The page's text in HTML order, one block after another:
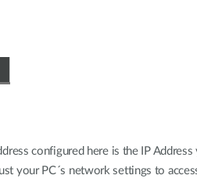
configured here is the IP Address
your PC´s network settings to